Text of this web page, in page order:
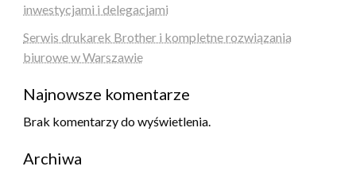
inwestycjami i delegacjami
Serwis drukarek Brother i kompletne rozwiązania
biurowe w Warszawie
Najnowsze komentarze
Brak komentarzy do wyświetlenia.
Archiwa